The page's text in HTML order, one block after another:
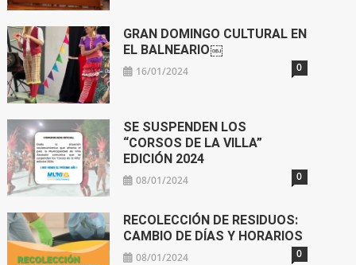
GRAN DOMINGO CULTURAL EN
EL BALNEARIO￼
16/01/2024 0
SE SUSPENDEN LOS
“CORSOS DE LA VILLA”
EDICIÓN 2024
08/01/2024 0
RECOLECCIÓN DE RESIDUOS:
CAMBIO DE DÍAS Y HORARIOS
08/01/2024 0